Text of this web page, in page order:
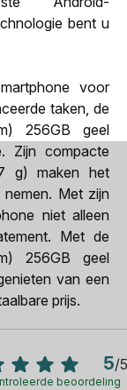
bent u
voor
taken, de
256GB geel
Zijn compacte
g) maken het
Met zijn
niet alleen
Met de
256GB geel
van een
prijs.
5/5
beoordeling